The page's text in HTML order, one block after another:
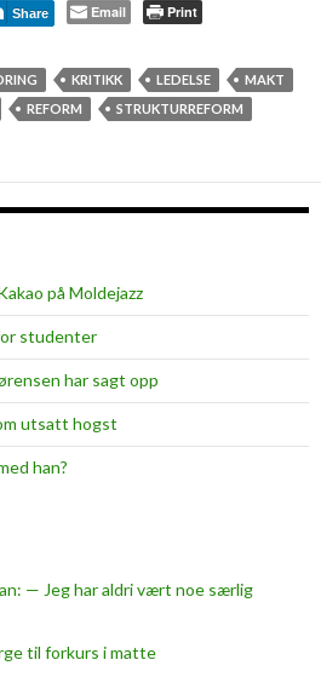
Share Email Print
KRITIKK LEDELSE
MAKT
REFORM STRUKTURREFORM
på Moldejazz
studenter
har sagt opp
utsatt hogst
han?
— Jeg har aldri vært noe særlig
til forkurs i matte